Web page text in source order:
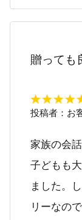
贈っても
投稿者： お
家族の会
子どもも
ました。
リーなの